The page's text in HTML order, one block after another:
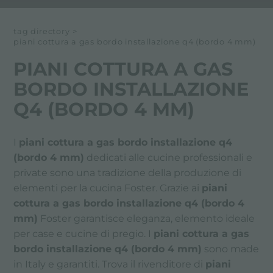
tag directory
>
piani cottura a gas bordo installazione q4 (bordo 4 mm)
PIANI COTTURA A GAS
BORDO INSTALLAZIONE
Q4 (BORDO 4 MM)
piani cottura a gas bordo installazione q4
(bordo 4 mm) dedicati alle cucine professionali e
private sono una tradizione della produzione di
elementi per la cucina Foster. Grazie ai piani
cottura a gas bordo installazione q4 (bordo 4
mm)
Foster garantisce eleganza, elemento ideale
per case e cucine di pregio. I piani cottura a gas
bordo installazione q4 (bordo 4 mm) sono made
in Italy e garantiti. Trova il rivenditore di piani